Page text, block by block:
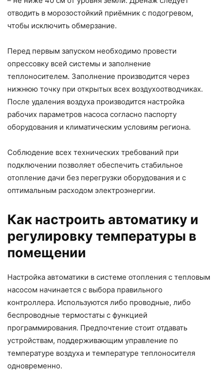
отводить в морозостойкий приёмник с подогревом,
чтобы исключить обмерзание.
Перед первым запуском необходимо провести
опрессовку всей системы и заполнение
теплоносителем. Заполнение производится через
нижнюю точку при открытых всех воздухоотводчиках.
После удаления воздуха производится настройка
рабочих параметров насоса согласно паспорту
оборудования и климатическим условиям региона.
Соблюдение всех технических требований при
подключении позволяет обеспечить стабильное
отопление дачи без перегрузки оборудования и с
оптимальным расходом электроэнергии.
Как настроить автоматику и
регулировку температуры в
помещении
Настройка автоматики в системе отопления с тепловым
насосом начинается с выбора правильного
контроллера. Используются либо проводные, либо
беспроводные термостаты с функцией
программирования. Предпочтение стоит отдавать
устройствам, поддерживающим управление по
температуре воздуха и температуре теплоносителя
одновременно.